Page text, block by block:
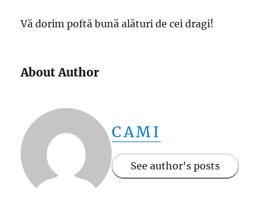
Vă dorim poftă bună alături de cei dragi!
About Author
CAMI
See author's posts